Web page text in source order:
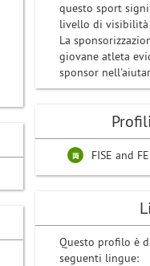
questo sport
livello di visibilità
La
giovane atleta
sponsor
FISE and
Questo profilo è
seguenti lingue: